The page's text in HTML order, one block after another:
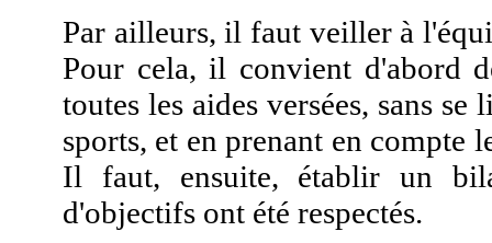
Par ailleurs, il faut veiller à
Pour cela, il convient d'abord
toutes les aides versées, sans
sports, et en prenant en compte
Il faut, ensuite, établir un
d'objectifs ont été respectés.